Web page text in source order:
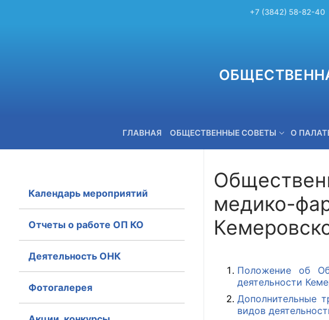
+7 (3842) 58-82-40
ГЛАВНАЯ ОБЩЕСТВЕННЫЕ СОВЕТЫ О
+7 (3842) 58-82-40
Общественные советы
медико-
Положение об
деятельности
Дополнительные
видов
Календарь мероприятий
Отчеты о работе ОП КО
Деятельность ОНК
Фотогалерея